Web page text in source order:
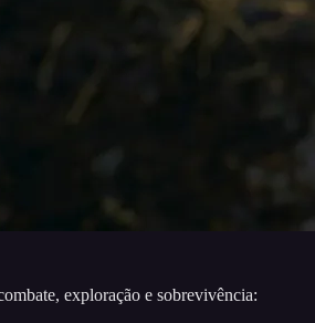
exploração e sobrevivência: